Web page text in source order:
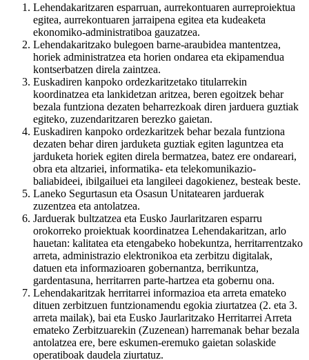
Lehendakaritzaren esparruan, aurrekontuaren aurreproiektua
egitea, aurrekontuaren jarraipena egitea eta kudeaketa
ekonomiko-administratiboa gauzatzea.
Lehendakaritzako bulegoen barne-araubidea mantentzea,
horiek administratzea eta horien ondarea eta ekipamendua
kontserbatzen direla zaintzea.
Euskadiren kanpoko ordezkaritzetako titularrekin
koordinatzea eta lankidetzan aritzea, beren egoitzek behar
bezala funtziona dezaten beharrezkoak diren jarduera guztiak
egiteko, zuzendaritzaren berezko gaietan.
Euskadiren kanpoko ordezkaritzek behar bezala funtziona
dezaten behar diren jarduketa guztiak egiten laguntzea eta
jarduketa horiek egiten direla bermatzea, batez ere ondareari,
obra eta altzariei, informatika- eta telekomunikazio-
baliabideei, ibilgailuei eta langileei dagokienez, besteak beste.
Laneko Segurtasun eta Osasun Unitatearen jarduerak
zuzentzea eta antolatzea.
Jarduerak bultzatzea eta Eusko Jaurlaritzaren esparru
orokorreko proiektuak koordinatzea Lehendakaritzan, arlo
hauetan: kalitatea eta etengabeko hobekuntza, herritarrentzako
arreta, administrazio elektronikoa eta zerbitzu digitalak,
datuen eta informazioaren gobernantza, berrikuntza,
gardentasuna, herritarren parte-hartzea eta gobernu ona.
Lehendakaritzak herritarrei informazioa eta arreta emateko
dituen zerbitzuen funtzionamendu egokia ziurtatzea (2. eta 3.
arreta mailak), bai eta Eusko Jaurlaritzako Herritarrei Arreta
emateko Zerbitzuarekin (Zuzenean) harremanak behar bezala
antolatzea ere, bere eskumen-eremuko gaietan solaskide
operatiboak daudela ziurtatuz.